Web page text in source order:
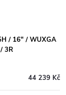
/ 16" / WUXGA
3R
44 239 Kč